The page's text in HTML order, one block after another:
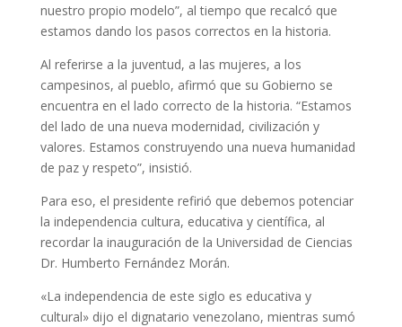
nuestro propio modelo”, al tiempo que recalcó que
estamos dando los pasos correctos en la historia.
Al referirse a la juventud, a las mujeres, a los
campesinos, al pueblo, afirmó que su Gobierno se
encuentra en el lado correcto de la historia. “Estamos
del lado de una nueva modernidad, civilización y
valores. Estamos construyendo una nueva humanidad
de paz y respeto”, insistió.
Para eso, el presidente refirió que debemos potenciar
la independencia cultura, educativa y científica, al
recordar la inauguración de la Universidad de Ciencias
Dr. Humberto Fernández Morán.
«La independencia de este siglo es educativa y
cultural» dijo el dignatario venezolano, mientras sumó